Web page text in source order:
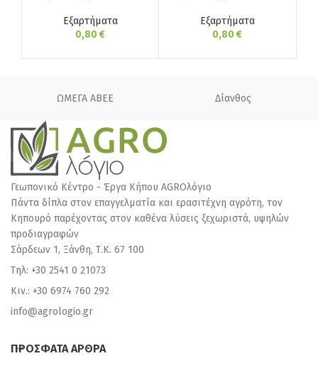
Εξαρτήματα
0,80 €
Εξαρτήματα
0,80 €
ΩΜΕΓΑ ΑΒΕΕ Δίανθος
Γεωπονικό Κέντρο - Έργα Κήπου AGROλόγιο
Πάντα δίπλα στον επαγγελματία και ερασιτέχνη αγρότη, τον
Κηπουρό παρέχοντας στον καθένα λύσεις ξεχωριστά, υψηλών
προδιαγραφών
Σάρδεων 1, Ξάνθη, Τ.Κ. 67 100
Τηλ: +30 2541 0 21073
Κιν.: +30 6974 760 292
info@agrologio.gr
ΠΡΟΣΦΑΤΑ ΑΡΘΡΑ